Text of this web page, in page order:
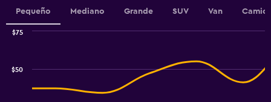
Range:
0
to
Pequeño Mediano Grande SUV Van
$50
$75